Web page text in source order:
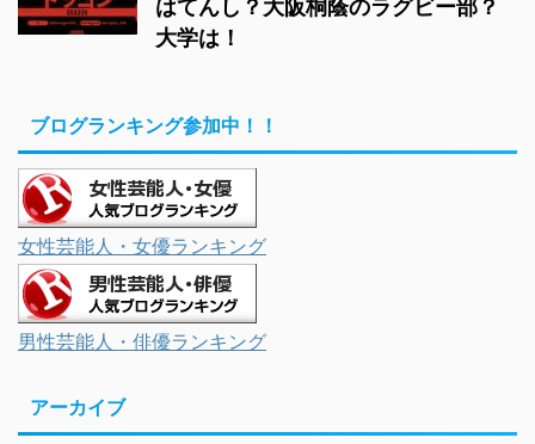
はてんし？大阪桐蔭のラグビー部？
大学は！
ブログランキング参加中！！
女性芸能人・女優ランキング
男性芸能人・俳優ランキング
アーカイブ